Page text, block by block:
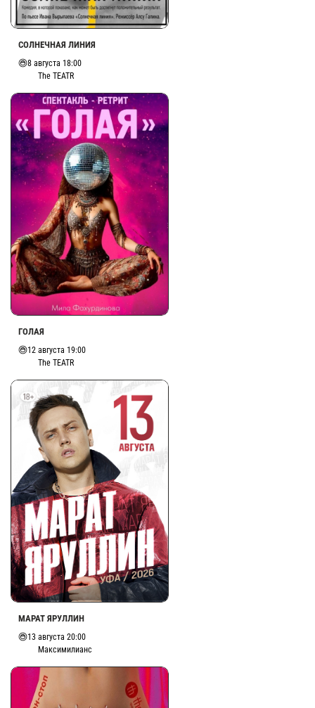
СОЛНЕЧНАЯ ЛИНИЯ
8 августа 18:00
The TEATR
ГОЛАЯ
12 августа 19:00
The TEATR
МАРАТ ЯРУЛЛИН
13 августа 20:00
Максимилианс